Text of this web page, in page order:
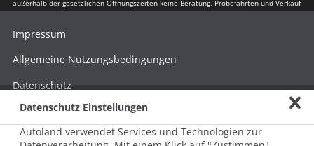
außerhalb der gesetzlichen Öffnungszeiten keine Beratung, Probefahrten und Verkauf
Impressum
Allgemeine Nutzungsbedingungen
Datenschutz
Hinweisgebersystem nach HinSchG
Beschwerde nach LkSG
Datenschutz Einstellungen
Autoland verwendet Services und Technologien zur